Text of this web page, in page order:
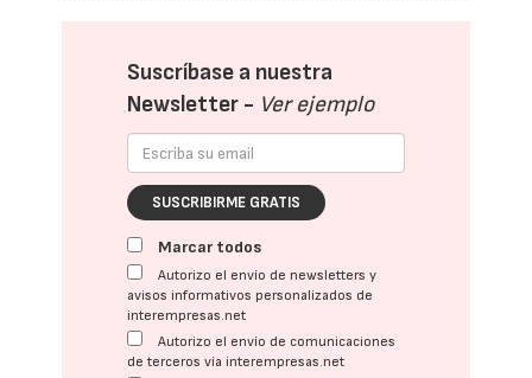
Suscríbase a nuestra
Newsletter - Ver ejemplo
SUSCRIBIRME GRATIS
Marcar todos
Autorizo el envío de newsletters y
avisos informativos personalizados de
interempresas.net
Autorizo el envío de comunicaciones
de terceros vía interempresas.net